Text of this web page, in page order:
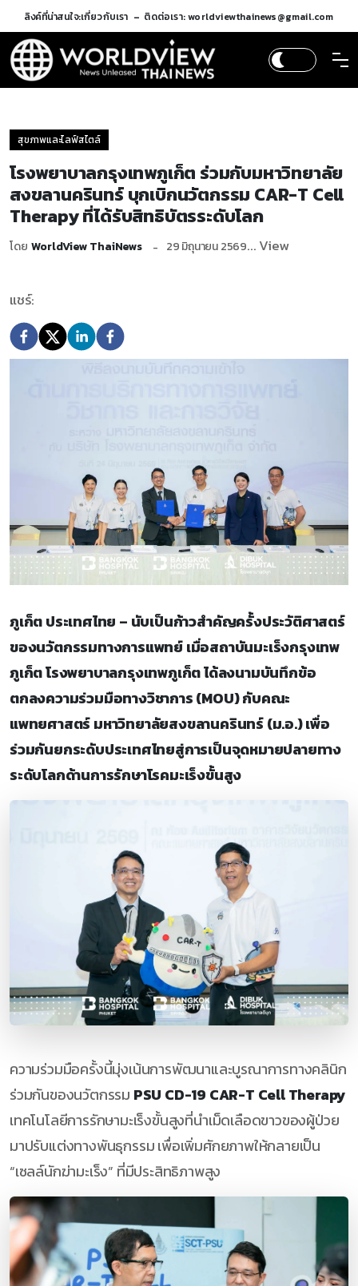
ลิงค์ที่น่าสนใจ:เกี่ยวกับเรา ติดต่อเรา: worldviewthainews@gmail.com
สุขภาพและไลฟ์สไตล์
โรงพยาบาลกรุงเทพภูเก็ต ร่วมกับมหาวิทยาลัย
สงขลานครินทร์ บุกเบิกนวัตกรรม CAR-T Cell
Therapy ที่ได้รับสิทธิบัตรระดับโลก
โดย WorldView ThaiNews 29 มิถุนายน 2569... View
แชร์:
ภูเก็ต ประเทศไทย – นับเป็นก้าวสำคัญครั้งประวัติศาสตร์
ของนวัตกรรมทางการแพทย์ เมื่อสถาบันมะเร็งกรุงเทพ
ภูเก็ต โรงพยาบาลกรุงเทพภูเก็ต ได้ลงนามบันทึกข้อ
ตกลงความร่วมมือทางวิชาการ (MOU) กับคณะ
แพทยศาสตร์ มหาวิทยาลัยสงขลานครินทร์ (ม.อ.) เพื่อ
ร่วมกันยกระดับประเทศไทยสู่การเป็นจุดหมายปลายทาง
ระดับโลกด้านการรักษาโรคมะเร็งขั้นสูง
ความร่วมมือครั้งนี้มุ่งเน้นการพัฒนาและบูรณาการทางคลินิก
ร่วมกันของนวัตกรรม PSU CD-19 CAR-T Cell Therapy
เทคโนโลยีการรักษามะเร็งขั้นสูงที่นำเม็ดเลือดขาวของผู้ป่วย
มาปรับแต่งทางพันธุกรรม เพื่อเพิ่มศักยภาพให้กลายเป็น
“เซลล์นักฆ่ามะเร็ง” ที่มีประสิทธิภาพสูง